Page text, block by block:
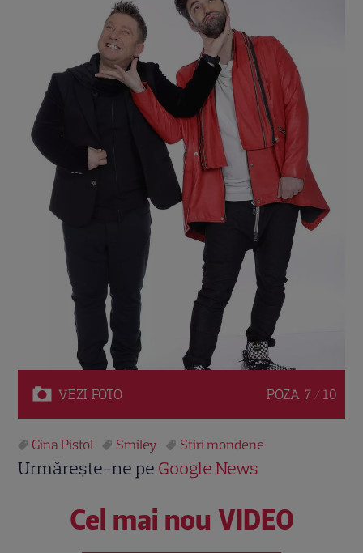
VEZI FOTO POZA 7 / 10
Gina Pistol Smiley Stiri mondene
Urmărește-ne pe Google News
Cel mai nou VIDEO